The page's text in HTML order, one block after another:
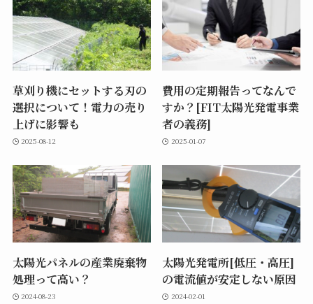
草刈り機にセットする刃の
選択について！電力の売り
上げに影響も
2025-08-12
費用の定期報告ってなんで
すか？[FIT太陽光発電事業
者の義務]
2025-01-07
太陽光パネルの産業廃棄物
処理って高い？
2024-08-23
太陽光発電所[低圧・高圧]
の電流値が安定しない原因
2024-02-01